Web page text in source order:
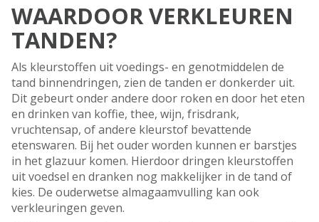
WAARDOOR VERKLEUREN
TANDEN?
Als kleurstoffen uit voedings- en genotmiddelen de
tand binnendringen, zien de tanden er donkerder uit.
Dit gebeurt onder andere door roken en door het eten
en drinken van koffie, thee, wijn, frisdrank,
vruchtensap, of andere kleurstof bevattende
etenswaren. Bij het ouder worden kunnen er barstjes
in het glazuur komen. Hierdoor dringen kleurstoffen
uit voedsel en dranken nog makkelijker in de tand of
kies. De ouderwetse almagaamvulling kan ook
verkleuringen geven.